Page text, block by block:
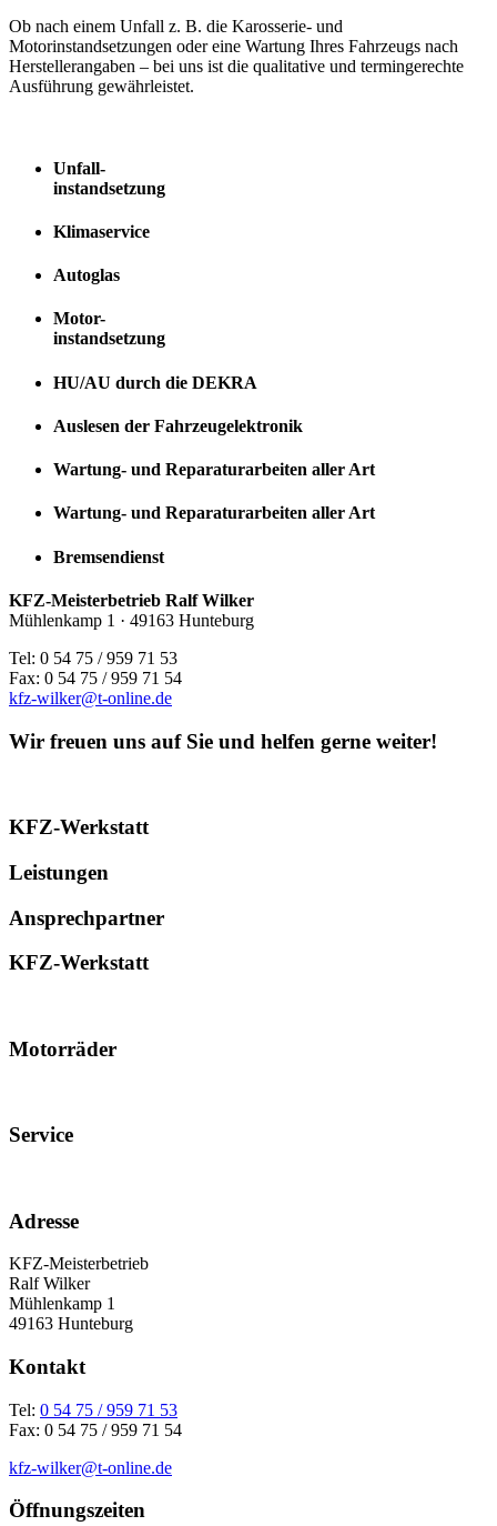
Ob nach einem Unfall z. B. die Karosserie- und
Motorinstandsetzungen oder eine Wartung Ihres Fahrzeugs nach
Herstellerangaben – bei uns ist die qualitative und termingerechte
Ausführung gewährleistet.
Unfall-
instandsetzung
Klimaservice
Autoglas
Motor-
instandsetzung
HU/AU durch die DEKRA
Auslesen der Fahrzeugelektronik
Wartung- und Reparaturarbeiten aller Art
Wartung- und Reparaturarbeiten aller Art
Bremsendienst
KFZ-Meisterbetrieb Ralf Wilker
Mühlenkamp 1 · 49163 Hunteburg
Tel: 0 54 75 / 959 71 53
Fax: 0 54 75 / 959 71 54
kfz-wilker@t-online.de
Wir freuen uns auf Sie und helfen gerne weiter!
KFZ-Werkstatt
Leistungen
Ansprechpartner
KFZ-Werkstatt
Motorräder
Service
Adresse
KFZ-Meisterbetrieb
Ralf Wilker
Mühlenkamp 1
49163 Hunteburg
Kontakt
Tel: 0 54 75 / 959 71 53
Fax: 0 54 75 / 959 71 54
kfz-wilker@t-online.de
Öffnungszeiten